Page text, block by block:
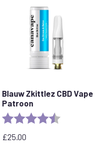
Blauw Zkittlez CBD Vape
Patroon
Rating: 4.6 out of 5
£25.00